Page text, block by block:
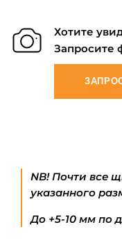
Хотите
Запросите
NB! Почти все
указанного
До +5-10 мм по